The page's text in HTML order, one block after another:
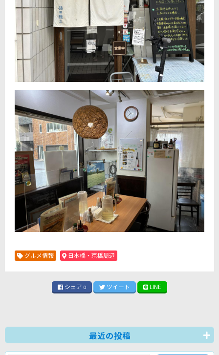
グルメ情報 日本橋・京橋周辺
シェア 0 ツイート LINE
最近の投稿